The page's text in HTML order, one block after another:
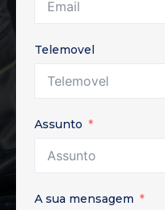
Telemovel
Assunto
A sua mensagem